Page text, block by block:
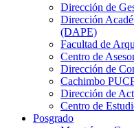
Dirección de
Dirección
(DAPE)
Facultad de
Centro de
Dirección de
Cachimbo
Dirección de
Centro de
Posgrado